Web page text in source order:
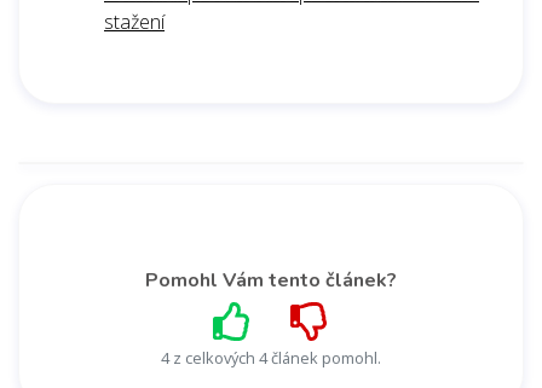
Pomohl Vám tento článek?
4 z celkových 4 článek pomohl.
stažení